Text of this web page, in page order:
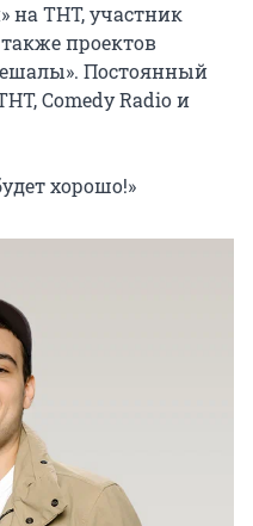
ТНТ, участник
проектов
Постоянный
Comedy Radio и
хорошо!»